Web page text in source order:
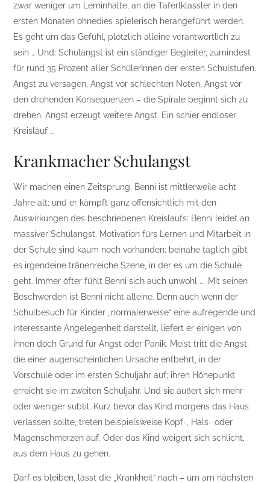
zwar weniger um Lerninhalte, an die Taferlklassler in den
ersten Monaten ohnedies spielerisch herangeführt werden.
Es geht um das Gefühl, plötzlich alleine verantwortlich zu
sein … Und: Schulangst ist ein ständiger Begleiter, zumindest
für rund 35 Prozent aller SchülerInnen der ersten Schulstufen.
Angst zu versagen, Angst vor schlechten Noten, Angst vor
den drohenden Konsequenzen – die Spirale beginnt sich zu
drehen. Angst erzeugt weitere Angst. Ein schier endloser
Kreislauf …
Krankmacher Schulangst
Wir machen einen Zeitsprung. Benni ist mittlerweile acht
Jahre alt; und er kämpft ganz offensichtlich mit den
Auswirkungen des beschriebenen Kreislaufs: Benni leidet an
massiver Schulangst. Motivation fürs Lernen und Mitarbeit in
der Schule sind kaum noch vorhanden; beinahe täglich gibt
es irgendeine tränenreiche Szene, in der es um die Schule
geht. Immer öfter fühlt Benni sich auch unwohl … Mit seinen
Beschwerden ist Benni nicht alleine. Denn auch wenn der
Schulbesuch für Kinder „normalerweise“ eine aufregende und
interessante Angelegenheit darstellt, liefert er einigen von
ihnen doch Grund für Angst oder Panik. Meist tritt die Angst,
die einer augenscheinlichen Ursache entbehrt, in der
Vorschule oder im ersten Schuljahr auf; ihren Höhepunkt
erreicht sie im zweiten Schuljahr. Und sie äußert sich mehr
oder weniger subtil: Kurz bevor das Kind morgens das Haus
verlassen sollte, treten beispielsweise Kopf-, Hals- oder
Magenschmerzen auf. Oder das Kind weigert sich schlicht,
aus dem Haus zu gehen.
Darf es bleiben, lässt die „Krankheit“ nach – um am nächsten